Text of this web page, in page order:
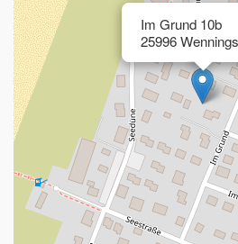
Im Grund 10b
25996